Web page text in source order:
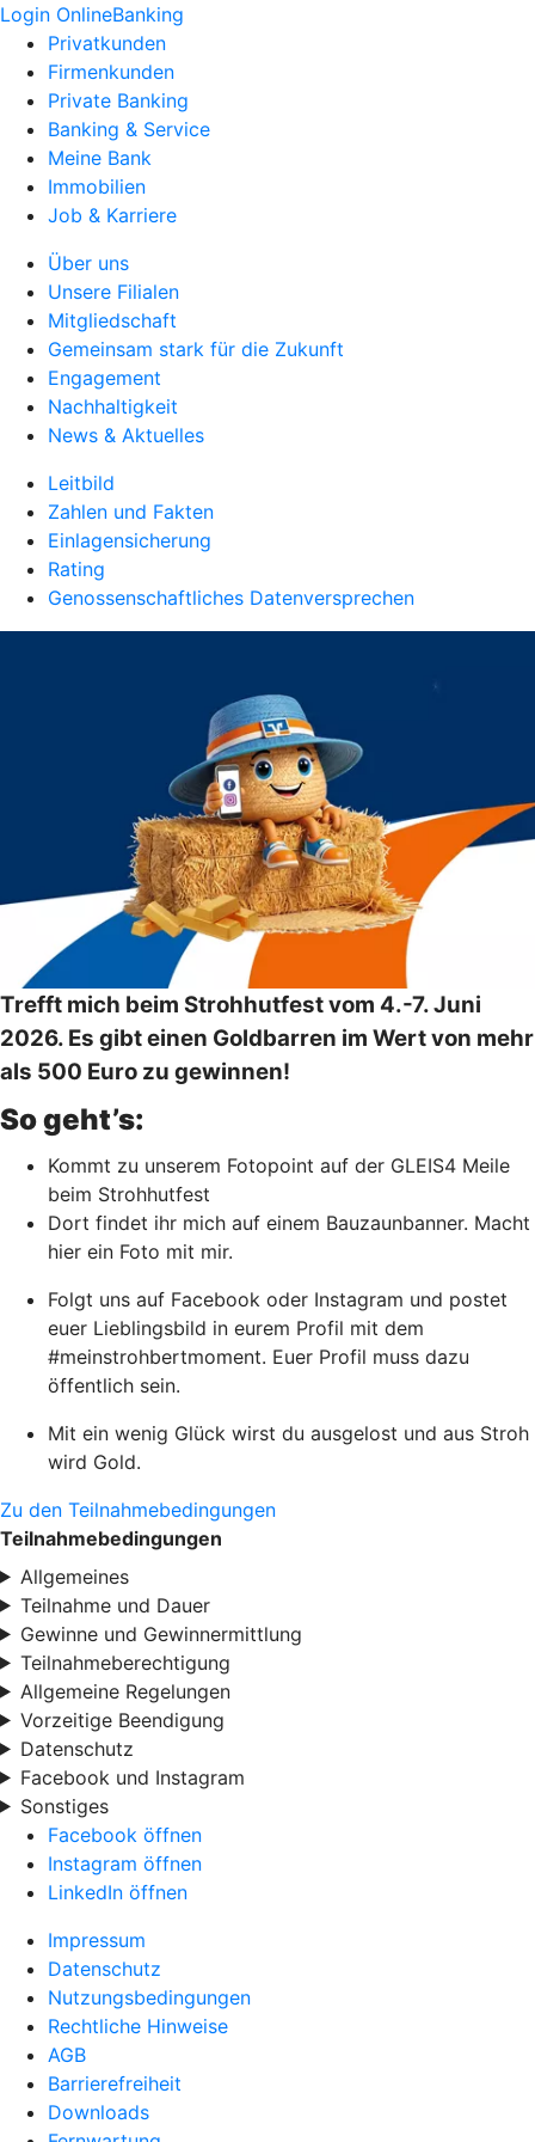
Login OnlineBanking
Privatkunden
Firmenkunden
Private Banking
Banking & Service
Meine Bank
Immobilien
Job & Karriere
Über uns
Unsere Filialen
Mitgliedschaft
Gemeinsam stark für die Zukunft
Engagement
Nachhaltigkeit
News & Aktuelles
Leitbild
Zahlen und Fakten
Einlagensicherung
Rating
Genossenschaftliches Datenversprechen
Trefft mich beim Strohhutfest vom 4.-7. Juni
2026. Es gibt einen Goldbarren im Wert von mehr
als 500 Euro zu gewinnen!
So geht’s:
Kommt zu unserem Fotopoint auf der GLEIS4 Meile
beim Strohhutfest
Dort findet ihr mich auf einem Bauzaunbanner. Macht
hier ein Foto mit mir.
Folgt uns auf Facebook oder Instagram und postet
euer Lieblingsbild in eurem Profil mit dem
#meinstrohbertmoment. Euer Profil muss dazu
öffentlich sein.
Mit ein wenig Glück wirst du ausgelost und aus Stroh
wird Gold.
Zu den Teilnahmebedingungen
Teilnahmebedingungen
Allgemeines
Teilnahme und Dauer
Gewinne und Gewinnermittlung
Teilnahmeberechtigung
Allgemeine Regelungen
Vorzeitige Beendigung
Datenschutz
Facebook und Instagram
Sonstiges
Facebook öffnen
Instagram öffnen
LinkedIn öffnen
Impressum
Datenschutz
Nutzungsbedingungen
Rechtliche Hinweise
AGB
Barrierefreiheit
Downloads